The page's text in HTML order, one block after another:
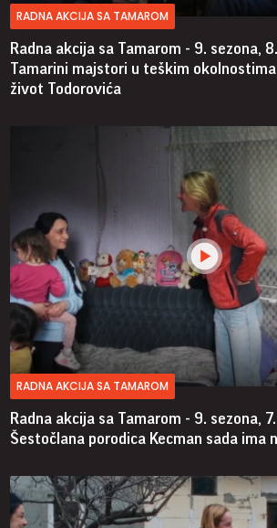
RADNA AKCIJA SA TAMAROM
Radna akcija sa Tamarom - 9. sezona,
Tamarini majstori u teškim
život Todorovića
RADNA AKCIJA SA TAMAROM
Radna akcija sa Tamarom - 9. sezona,
Šestočlana porodica Kecman sada ima